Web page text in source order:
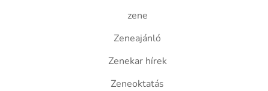
zene
Zeneajánló
Zenekar hírek
Zeneoktatás